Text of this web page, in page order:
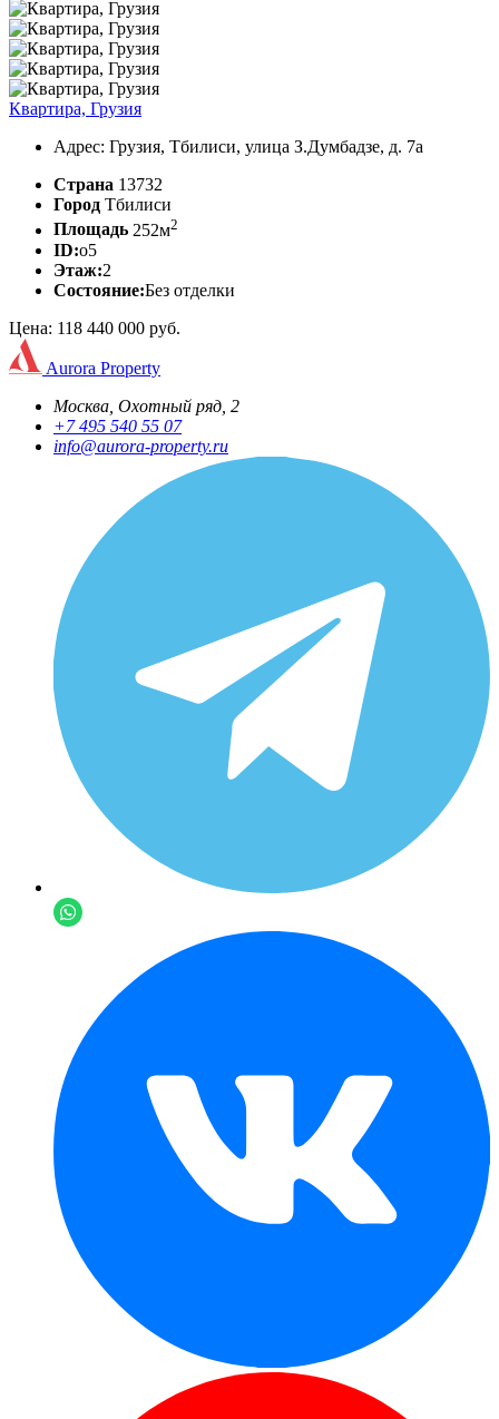
Квартира, Грузия
Адрес: Грузия, Тбилиси, улица З.Думбадзе, д. 7а
Страна 13732
Город Тбилиси
Площадь 252м2
ID:o5
Этаж:2
Состояние:Без отделки
Цена: 118 440 000 руб.
Aurora Property
Москва, Охотный ряд, 2
+7 495 540 55 07
info@aurora-property.ru